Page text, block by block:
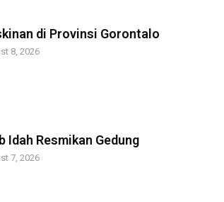
di Provinsi Gorontalo
8, 2026
Idah Resmikan Gedung
7, 2026